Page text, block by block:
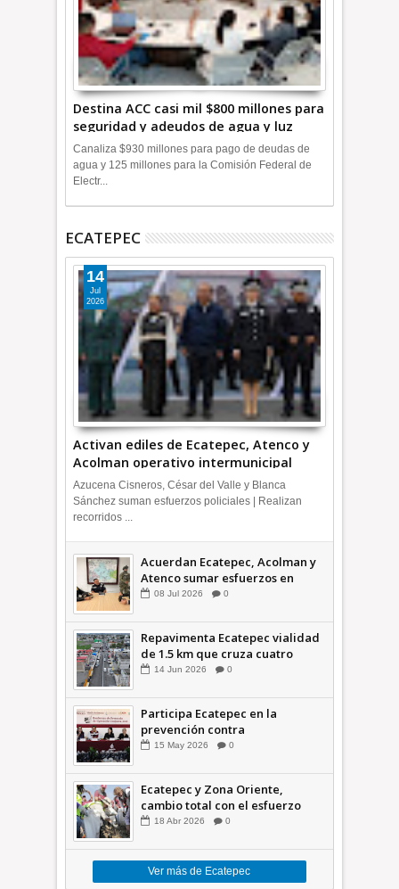
Destina ACC casi mil $800 millones para
seguridad y adeudos de agua y luz
+Video
Canaliza $930 millones para pago de deudas de
agua y 125 millones para la Comisión Federal de
Electr...
ECATEPEC
Activan ediles de Ecatepec, Atenco y
Acolman operativo intermunicipal
14
Jul
2026
Azucena Cisneros, César del Valle y Blanca
Sánchez suman esfuerzos policiales | Realizan
recorridos ...
Acuerdan Ecatepec, Acolman y
Atenco sumar esfuerzos en
seguridad
08 Jul 2026 0
Repavimenta Ecatepec vialidad
de 1.5 km que cruza cuatro
comunidades +Video
14 Jun 2026 0
Participa Ecatepec en la
prevención contra
inundaciones en el Valle de
15 May 2026 0
Ecatepec y Zona Oriente,
cambio total con el esfuerzo
conjunto: Azucena; retiran 21
18 Abr 2026 0
Ver más de Ecatepec